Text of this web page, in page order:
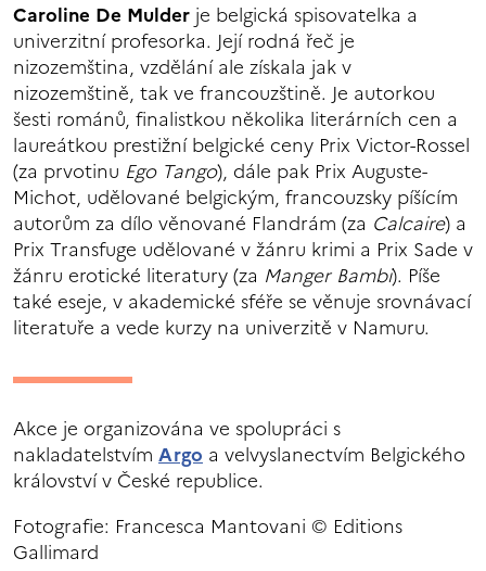
Caroline De Mulder je belgická spisovatelka a
univerzitní profesorka. Její rodná řeč je
nizozemština, vzdělání ale získala jak v
nizozemštině, tak ve francouzštině. Je autorkou
šesti románů, finalistkou několika literárních cen a
laureátkou prestižní belgické ceny Prix Victor-Rossel
(za prvotinu Ego Tango), dále pak Prix Auguste-
Michot, udělované belgickým, francouzsky píšícím
autorům za dílo věnované Flandrám (za Calcaire) a
Prix Transfuge udělované v žánru krimi a Prix Sade v
žánru erotické literatury (za Manger Bambi). Píše
také eseje, v akademické sféře se věnuje srovnávací
literatuře a vede kurzy na univerzitě v Namuru.
Akce je organizována ve spolupráci s
nakladatelstvím Argo a velvyslanectvím Belgického
království v České republice.
Fotografie: Francesca Mantovani © Editions
Gallimard